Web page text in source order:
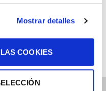
Mostrar detalles
COOKIES